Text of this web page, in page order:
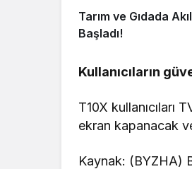
Tarım ve Gıdada
Başladı!
Kullanıcıların
T10X kullanıcıları
ekran kapanacak
Kaynak: (BYZHA)